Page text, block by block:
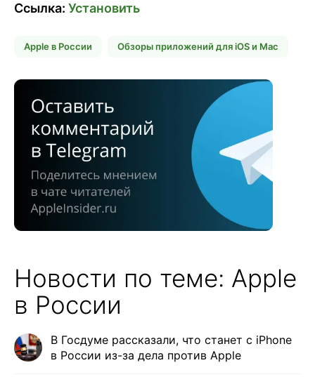
Ссылка: Установить
Apple в России Обзоры приложений для iOS и Mac
Новости по теме: Apple
в России
В Госдуме рассказали, что станет с iPhone
в России из-за дела против Apple